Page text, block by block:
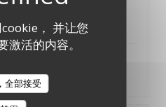
， 并让您
激活的内容。
全部接受
质价比 /5
20 ANS ENVIRON